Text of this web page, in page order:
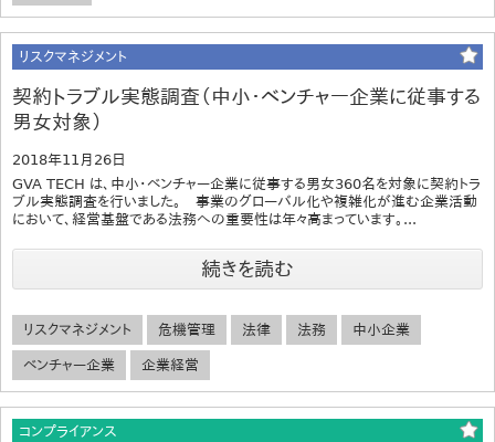
リスクマネジメント
契約トラブル実態調査（中小・ベンチャー企業に従事する
男女対象）
2018年11月26日
GVA TECH は、中小・ベンチャー企業に従事する男女360名を対象に契約トラ
ブル実態調査を行いました。 事業のグローバル化や複雑化が進む企業活動
において、経営基盤である法務への重要性は年々高まっています。...
続きを読む
リスクマネジメント 危機管理 法律 法務 中小企業
ベンチャー企業 企業経営
コンプライアンス